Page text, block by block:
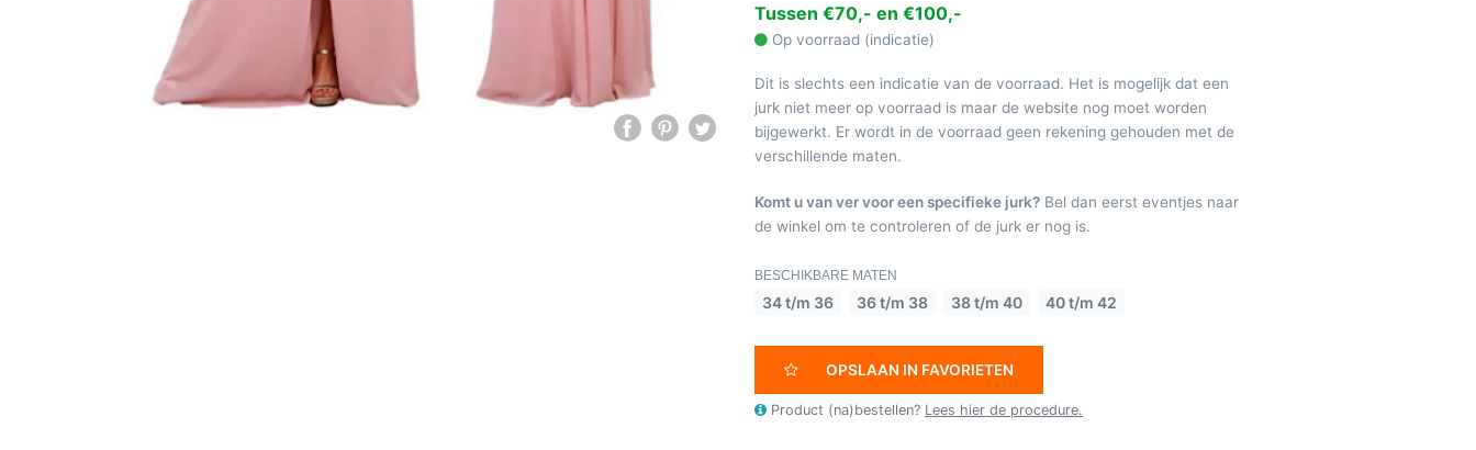
Tussen €70,- en €100,-
Op voorraad (indicatie)
Dit is slechts een indicatie van de voorraad. Het is mogelijk dat een
jurk niet meer op voorraad is maar de website nog moet worden
bijgewerkt. Er wordt in de voorraad geen rekening gehouden met de
verschillende maten.
Komt u van ver voor een specifieke jurk? Bel dan eerst eventjes naar
de winkel om te controleren of de jurk er nog is.
BESCHIKBARE MATEN
34 t/m 36 36 t/m 38 38 t/m 40 40 t/m 42
OPSLAAN IN FAVORIETEN
Product (na)bestellen? Lees hier de procedure.